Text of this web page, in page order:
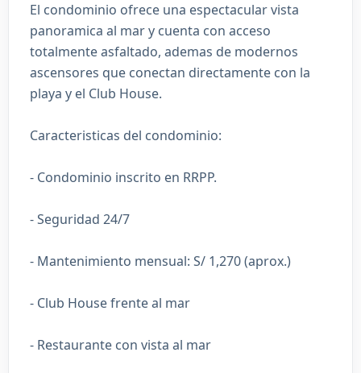
El condominio ofrece una espectacular vista
panoramica al mar y cuenta con acceso
totalmente asfaltado, ademas de modernos
ascensores que conectan directamente con la
playa y el Club House.
Caracteristicas del condominio:
- Condominio inscrito en RRPP.
- Seguridad 24/7
- Mantenimiento mensual: S/ 1,270 (aprox.)
- Club House frente al mar
- Restaurante con vista al mar